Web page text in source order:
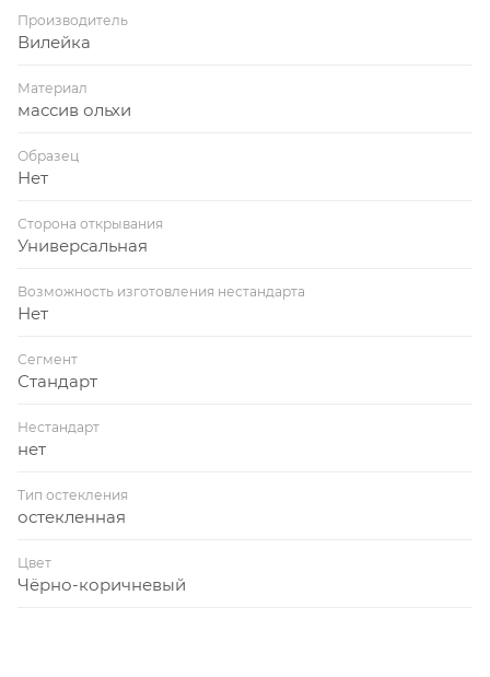
Производитель
Вилейка
Материал
массив ольхи
Образец
Нет
Сторона открывания
Универсальная
Возможность изготовления нестандарта
Нет
Сегмент
Стандарт
Нестандарт
нет
Тип остекления
остекленная
Цвет
Чёрно-коричневый